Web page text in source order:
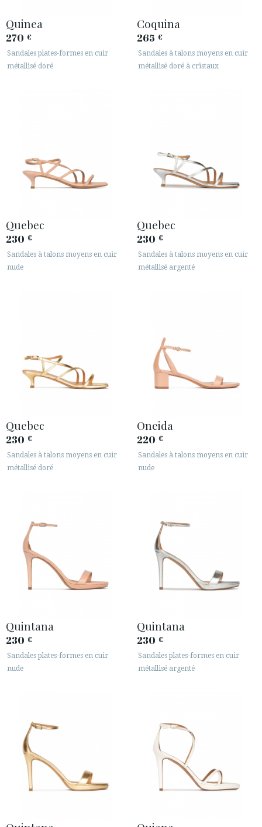
Quinea
270 €
Sandales plates-formes en cuir
métallisé doré
Coquina
265 €
Sandales à talons moyens en cuir
métallisé doré à cristaux
Quebec
230 €
Sandales à talons moyens en cuir
nude
Quebec
230 €
Sandales à talons moyens en cuir
métallisé argenté
Quebec
230 €
Sandales à talons moyens en cuir
métallisé doré
Oneida
220 €
Sandales à talons moyens en cuir
nude
Quintana
230 €
Sandales plates-formes en cuir
nude
Quintana
230 €
Sandales plates-formes en cuir
métallisé argenté